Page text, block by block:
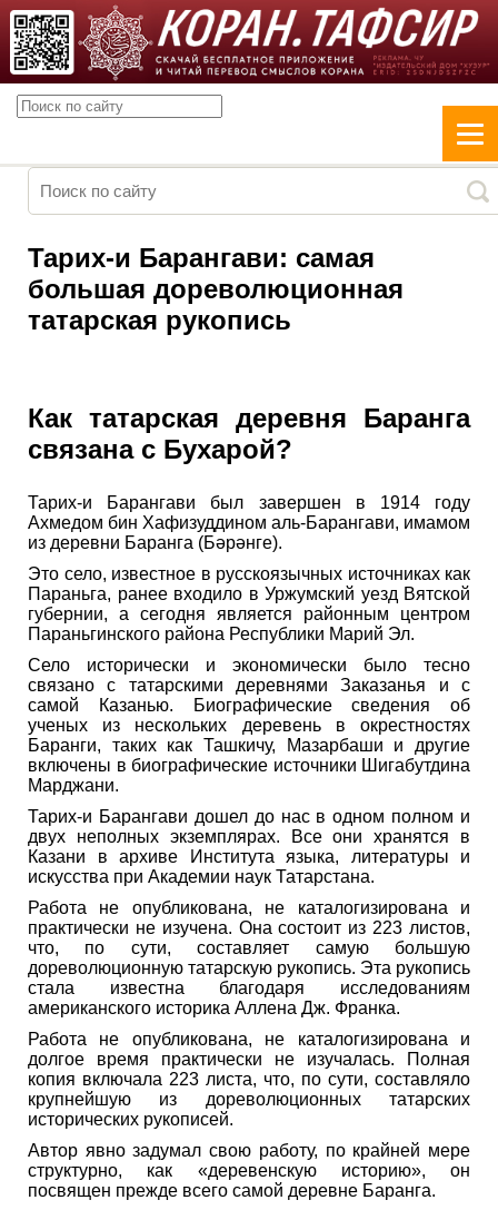
Тарих-и Барангави: самая
большая дореволюционная
татарская рукопись
Как татарская деревня Баранга
связана с Бухарой?
Тарих-и Барангави был завершен в 1914 году
Ахмедом бин Хафизуддином аль-Барангави, имамом
из деревни Баранга (Бәрәнге).
Это село, известное в русскоязычных источниках как
Параньга, ранее входило в Уржумский уезд Вятской
губернии, а сегодня является районным центром
Параньгинского района Республики Марий Эл.
Село исторически и экономически было тесно
связано с татарскими деревнями Заказанья и с
самой Казанью. Биографические сведения об
ученых из нескольких деревень в окрестностях
Баранги, таких как Ташкичу, Мазарбаши и другие
включены в биографические источники Шигабутдина
Марджани.
Тарих-и Барангави дошел до нас в одном полном и
двух неполных экземплярах. Все они хранятся в
Казани в архиве Института языка, литературы и
искусства при Академии наук Татарстана.
Работа не опубликована, не каталогизирована и
практически не изучена. Она состоит из 223 листов,
что, по сути, составляет самую большую
дореволюционную татарскую рукопись. Эта рукопись
стала известна благодаря исследованиям
американского историка Аллена Дж. Франка.
Работа не опубликована, не каталогизирована и
долгое время практически не изучалась. Полная
копия включала 223 листа, что, по сути, составляло
крупнейшую из дореволюционных татарских
исторических рукописей.
Автор явно задумал свою работу, по крайней мере
структурно, как «деревенскую историю», он
посвящен прежде всего самой деревне Баранга.